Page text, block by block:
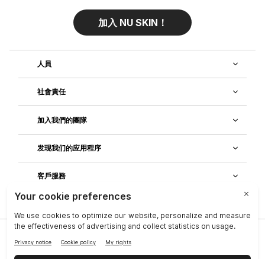
加入 NU SKIN！
人員
社會責任
加入我們的團隊
发现我们的应用程序
客戶服務